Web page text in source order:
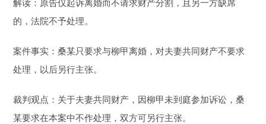
解读：原告仅起诉离婚而不请求财产分割，且另一方缺席
的，法院不予处理。
案件事实：桑某只要求与柳甲离婚，对夫妻共同财产不要求
处理，以后另行主张。
裁判观点：关于夫妻共同财产，因柳甲未到庭参加诉讼，桑
某要求在本案中不作处理，双方可另行主张。